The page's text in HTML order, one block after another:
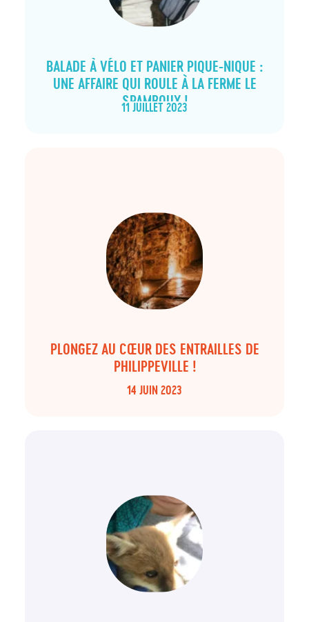
11 JUILLET 2023
BALADE À VÉLO ET PANIER PIQUE-NIQUE :
UNE AFFAIRE QUI ROULE À LA FERME LE
SPAMBOUX !
14 JUIN 2023
PLONGEZ AU CŒUR DES ENTRAILLES DE
PHILIPPEVILLE !